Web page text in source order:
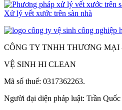
Xử lý vết xước trên sàn nhà
CÔNG TY TNHH THƯƠNG
VỆ SINH HI CLEAN
Mã số thuế: 0317362263.
Người đại diện pháp luật: Trần